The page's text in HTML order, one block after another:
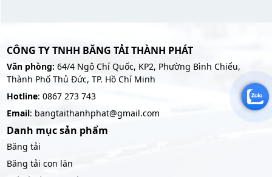
CÔNG TY TNHH BĂNG TẢI THÀNH PHÁT
Văn phòng:64/4 Ngô Chí Quốc, KP2, Phường Bình Chiểu,
Thành Phố Thủ Đức, TP. Hồ Chí Minh
Hotline: 0867 273 743
Email: bangtaithanhphat@gmail.com
Danh mục sản phẩm
Băng tải
Băng tải con lăn